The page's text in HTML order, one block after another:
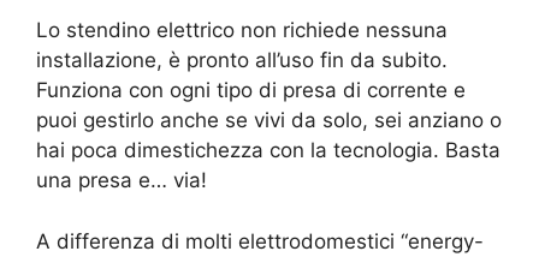
Lo stendino elettrico non richiede nessuna
installazione, è pronto all’uso fin da subito.
Funziona con ogni tipo di presa di corrente e
puoi gestirlo anche se vivi da solo, sei anziano o
hai poca dimestichezza con la tecnologia. Basta
una presa e… via!
A differenza di molti elettrodomestici “energy-